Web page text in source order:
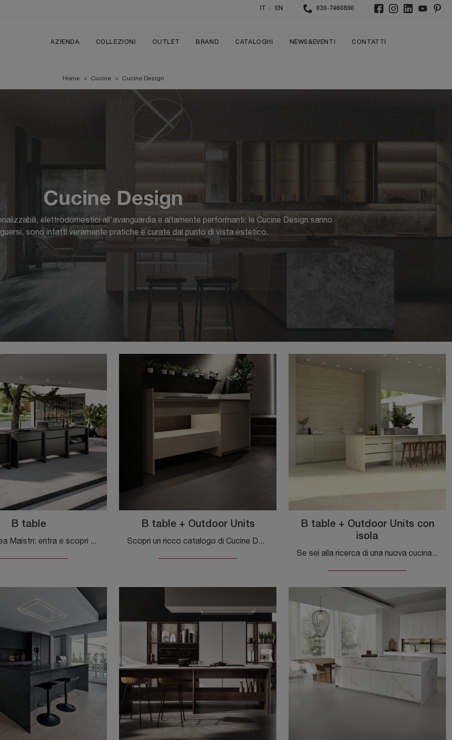
/ EN 030-7460890
AZIENDA COLLEZIONI OUTLET BRAND CATALOGHI NEWS&EVENTI CONTATTI
Home > Cucine > Cucine Design
Cucine Design
elettrodomestici all'avanguardia e altamente performanti: le Cucine Design sanno
sono infatti veramente pratiche e curate dal punto di vista estetico.
B table
Cucine in linea Maistri: entra e scopri un universo di design e contenuto estetico! La cucina B table ti aspetta.
B table + Outdoor Units
Scopri un ricco catalogo di Cucine Design in linea: la cucina B table + Outdoor Units Maistri è ora disponibile in laccato opaco!
B table + Outdoor Units con
isola
Se sei alla ricerca di una nuova cucina, clicca e ottieni informazioni sul modello B table + Outdoor Units con isola Maistri.